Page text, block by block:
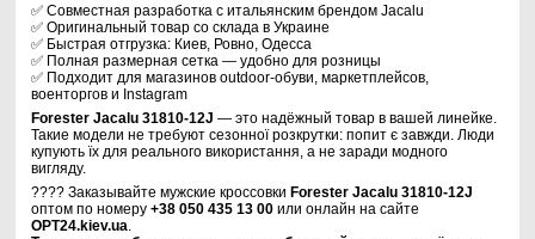
✅ Совместная разработка с итальянским брендом Jacalu
✅ Оригинальный товар со склада в Украине
✅ Быстрая отгрузка: Киев, Ровно, Одесса
✅ Полная размерная сетка — удобно для розницы
✅ Подходит для магазинов outdoor-обуви, маркетплейсов,
военторгов и Instagram
Forester Jacalu 31810-12J — это надёжный товар в вашей линейке.
Такие модели не требуют сезонної розкрутки: попит є завжди. Люди
купують їх для реального використання, а не заради модного
вигляду.
???? Заказывайте мужские кроссовкиForester Jacalu 31810-12J
оптом по номеру+38 050 435 13 00 или онлайн на сайте
OPT24.kiev.ua.